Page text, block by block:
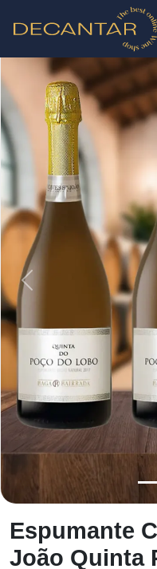
Previous
Espumante
João Quinta